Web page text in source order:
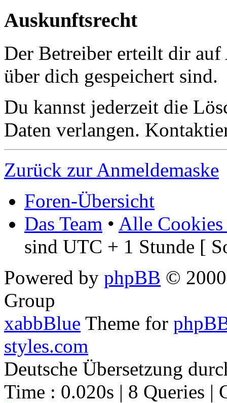
Auskunftsrecht
Der Betreiber erteilt dir
über dich gespeichert sind.
Du kannst jederzeit die
Daten verlangen.
Zurück zur Anmeldemaske
Foren-Übersicht
Das Team • Alle Cookies
sind UTC + 1 Stunde [
Powered by phpBB ©
Group
xabbBlue Theme for
styles.com
Deutsche Übersetzung
Time : 0.020s | 8 Queries |